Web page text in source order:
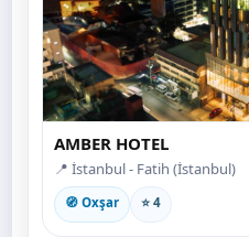
AMBER HOTEL
📍 İstanbul - Fatih (İstanbul)
🧭 Oxşar ⭐ 4